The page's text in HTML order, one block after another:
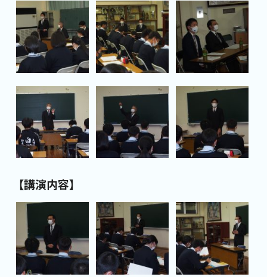
【講演内容】